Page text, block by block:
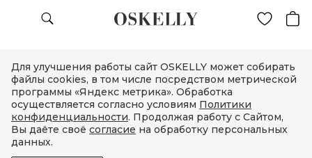
Для улучшения работы сайт OSKELLY может собирать
файлы cookies, в том числе посредством метрической
программы «Яндекс метрика». Обработка
осуществляется согласно условиям Политики
конфиденциальности. Продолжая работу с Сайтом,
Вы даёте своё согласие на обработку персональных
данных.